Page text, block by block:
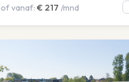
of vanaf: € 217 /mnd